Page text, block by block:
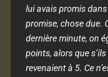
lui avais promis
promise, chose due.
dernière minute, on
points, alors que
revenaient à 5. Ce